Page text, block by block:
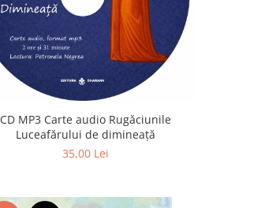
CD MP3 Carte audio Rugăciunile
Luceafărului de dimineață
35,00 Lei